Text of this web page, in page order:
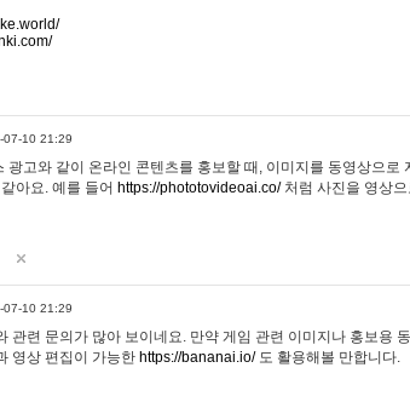
07-10 21:29
광고와 같이 온라인 콘텐츠를 홍보할 때, 이미지를 동영상으로
아요. 예를 들어 https://phototovideoai.co/처럼 사진을 영상으
07-10 21:29
관련 문의가 많아 보이네요. 만약 게임 관련 이미지나 홍보용
영상 편집이 가능한 https://bananai.io/도 활용해볼 만합니다.